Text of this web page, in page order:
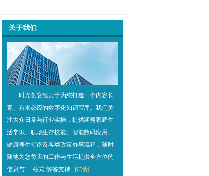
关于我们
时光创客致力于为您打造一个内容长
青、有求必应的数字化知识宝库。我们关
注大众日常与行业实操，提供涵盖家庭生
活常识、职场生存技能、智能数码应用、
健康养生指南及各类政策办事流程，随时
随地为您每天的工作与生活提供全方位的
信息与“一站式”解答支持... [详情]